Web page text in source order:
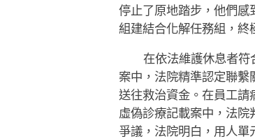
停止了原地踏步，他們感
組建結合化解任務組，
在依法維護休息者符
案中，法院精準認定聯
送往救治資金。在員工請
虛偽診療記載案中，法
爭議，法院明白，用人單